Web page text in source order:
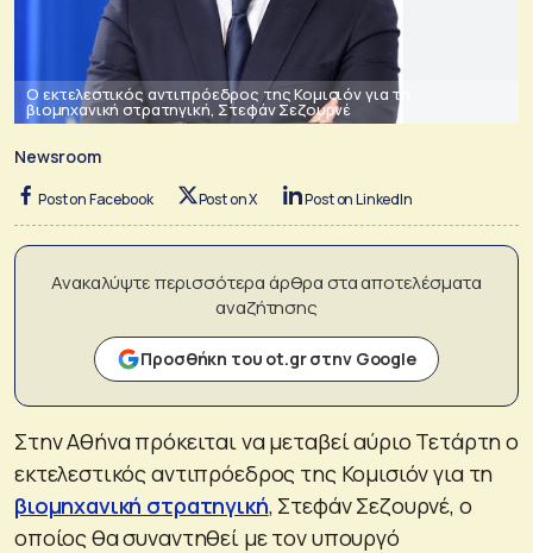
O εκτελεστικός αντιπρόεδρος της Κομισιόν για τη
βιομηχανική στρατηγική, Στεφάν Σεζουρνέ
Newsroom
Post on Facebook Post on X Post on LinkedIn
Ανακαλύψτε περισσότερα άρθρα στα αποτελέσματα
αναζήτησης
Προσθήκη του ot.gr στην Google
Στην Αθήνα πρόκειται να μεταβεί αύριο Τετάρτη ο
εκτελεστικός αντιπρόεδρος της Κομισιόν για τη
βιομηχανική στρατηγική, Στεφάν Σεζουρνέ, ο
οποίος θα συναντηθεί με τον υπουργό